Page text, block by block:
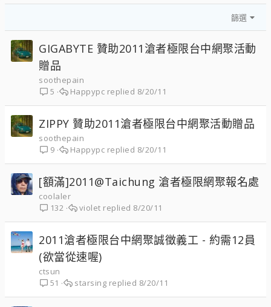
篩選
GIGABYTE 贊助2011滄者極限台中網聚活動
贈品
soothepain
5
8/20/11
Happypc
ZIPPY 贊助2011滄者極限台中網聚活動贈品
soothepain
9
8/20/11
Happypc
[額滿]2011@Taichung 滄者極限網聚報名處
coolaler
132
8/20/11
violet
2011滄者極限台中網聚誠徵義工 - 約需12員
(欲當從速喔)
ctsun
51
8/20/11
starsing